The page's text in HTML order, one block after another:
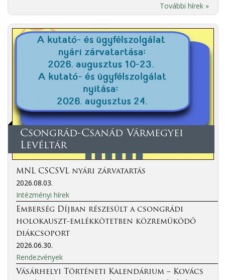
További hírek »
Csongrád-Csanád Vármegyei
Levéltár
MNL CSCSVL nyári zárvatartás
2026.08.03.
Intézményi hírek
Emberség Díjban részesült a csongrádi
holokauszt-emlékkötetben közreműködő
diákcsoport
2026.06.30.
Rendezvények
Vásárhelyi Történeti Kalendárium – Kovács